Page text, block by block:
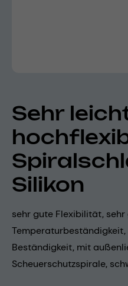
Sehr
Silikon
sehr gute Flexibilität, sehr
Beständigkeit, mit
Scheuerschutzspirale,